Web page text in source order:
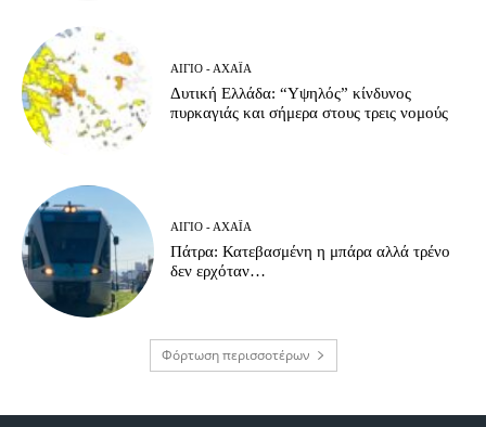
ΑΊΓΙΟ - ΑΧΑΪ́Α
Δυτική Ελλάδα: “Υψηλός” κίνδυνος
πυρκαγιάς και σήμερα στους τρεις νομούς
ΑΊΓΙΟ - ΑΧΑΪ́Α
Πάτρα: Κατεβασμένη η μπάρα αλλά τρένο
δεν ερχόταν…
Φόρτωση περισσοτέρων